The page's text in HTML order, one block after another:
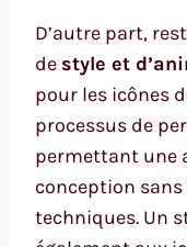
D’autre part,
de style et
pour les icônes
processus de
permettant une
conception
techniques. Un